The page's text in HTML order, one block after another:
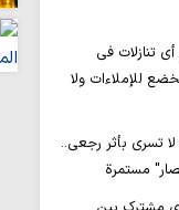
تنازلات في
للإملاءات ولا
لا تسري بأثر رجعي..
مستمرة